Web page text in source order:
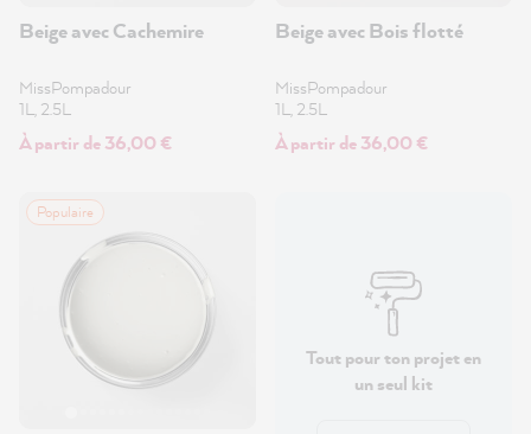
Beige avec Cachemire
MissPompadour
1L, 2.5L
À partir de 36,00 €
Beige avec Bois flotté
MissPompadour
1L, 2.5L
À partir de 36,00 €
Populaire
Tout pour ton projet en
un seul kit